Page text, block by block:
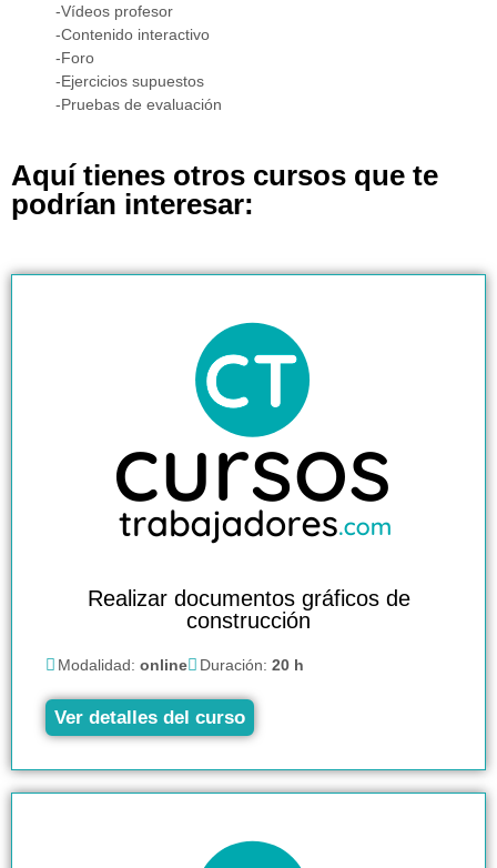
-Vídeos profesor
-Contenido interactivo
-Foro
-Ejercicios supuestos
-Pruebas de evaluación
Aquí tienes otros cursos que te
podrían interesar:
Realizar documentos gráficos de
construcción
Modalidad: online Duración: 20 h
Ver detalles del curso